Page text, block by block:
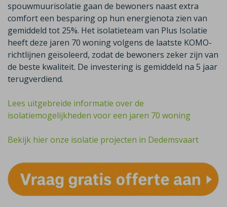
spouwmuurisolatie gaan de bewoners naast extra
comfort een besparing op hun energienota zien van
gemiddeld tot 25%. Het isolatieteam van Plus Isolatie
heeft deze jaren 70 woning volgens de laatste KOMO-
richtlijnen geïsoleerd, zodat de bewoners zeker zijn van
de beste kwaliteit. De investering is gemiddeld na 5 jaar
terugverdiend.
Lees uitgebreide informatie over de
isolatiemogelijkheden voor een jaren 70 woning
Bekijk hier onze isolatie projecten in Dedemsvaart